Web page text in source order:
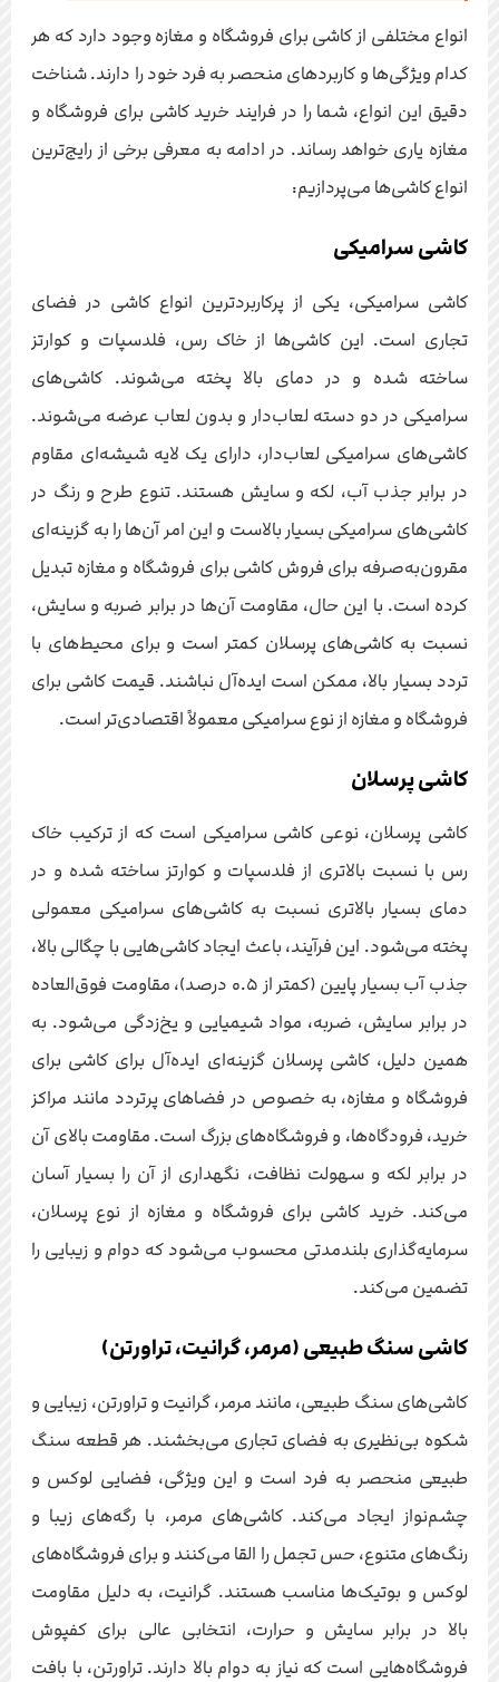
انواع مختلفی از کاشی برای فروشگاه و مغازه وجود دارد که هر
کدام ویژگی‌ها و کاربردهای منحصر به فرد خود را دارند. شناخت
دقیق این انواع، شما را در فرایند خرید کاشی برای فروشگاه و
مغازه یاری خواهد رساند. در ادامه به معرفی برخی از رایج‌ترین
انواع کاشی‌ها می‌پردازیم:
کاشی سرامیکی
کاشی سرامیکی، یکی از پرکاربردترین انواع کاشی در فضای
تجاری است. این کاشی‌ها از خاک رس، فلدسپات و کوارتز
ساخته شده و در دمای بالا پخته می‌شوند. کاشی‌های
سرامیکی در دو دسته لعاب‌دار و بدون لعاب عرضه می‌شوند.
کاشی‌های سرامیکی لعاب‌دار، دارای یک لایه شیشه‌ای مقاوم
در برابر جذب آب، لکه و سایش هستند. تنوع طرح و رنگ در
کاشی‌های سرامیکی بسیار بالاست و این امر آن‌ها را به گزینه‌ای
مقرون‌به‌صرفه برای فروش کاشی برای فروشگاه و مغازه تبدیل
کرده است. با این حال، مقاومت آن‌ها در برابر ضربه و سایش،
نسبت به کاشی‌های پرسلان کمتر است و برای محیط‌های با
تردد بسیار بالا، ممکن است ایده‌آل نباشند. قیمت کاشی برای
فروشگاه و مغازه از نوع سرامیکی معمولاً اقتصادی‌تر است.
کاشی پرسلان
کاشی پرسلان، نوعی کاشی سرامیکی است که از ترکیب خاک
رس با نسبت بالاتری از فلدسپات و کوارتز ساخته شده و در
دمای بسیار بالاتری نسبت به کاشی‌های سرامیکی معمولی
پخته می‌شود. این فرآیند، باعث ایجاد کاشی‌هایی با چگالی بالا،
جذب آب بسیار پایین (کمتر از ۰.۵ درصد)، مقاومت فوق‌العاده
در برابر سایش، ضربه، مواد شیمیایی و یخ‌زدگی می‌شود. به
همین دلیل، کاشی پرسلان گزینه‌ای ایده‌آل برای کاشی برای
فروشگاه و مغازه، به خصوص در فضاهای پرتردد مانند مراکز
خرید، فرودگاه‌ها، و فروشگاه‌های بزرگ است. مقاومت بالای آن
در برابر لکه و سهولت نظافت، نگهداری از آن را بسیار آسان
می‌کند. خرید کاشی برای فروشگاه و مغازه از نوع پرسلان،
سرمایه‌گذاری بلندمدتی محسوب می‌شود که دوام و زیبایی را
تضمین می‌کند.
کاشی سنگ طبیعی (مرمر، گرانیت، تراورتن)
کاشی‌های سنگ طبیعی، مانند مرمر، گرانیت و تراورتن، زیبایی و
شکوه بی‌نظیری به فضای تجاری می‌بخشند. هر قطعه سنگ
طبیعی منحصر به فرد است و این ویژگی، فضایی لوکس و
چشم‌نواز ایجاد می‌کند. کاشی‌های مرمر، با رگه‌های زیبا و
رنگ‌های متنوع، حس تجمل را القا می‌کنند و برای فروشگاه‌های
لوکس و بوتیک‌ها مناسب هستند. گرانیت، به دلیل مقاومت
بالا در برابر سایش و حرارت، انتخابی عالی برای کفپوش
فروشگاه‌هایی است که نیاز به دوام بالا دارند. تراورتن، با بافت